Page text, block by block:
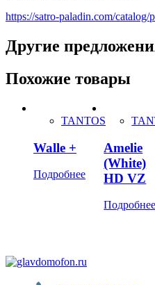
https://satro-paladin.com/catalog/
Другие
Похожие товары
TANTOS
Walle +
Подробнее
Amelie
(White)
HD VZ
Подробнее